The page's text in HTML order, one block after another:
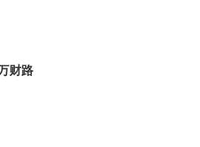
财路